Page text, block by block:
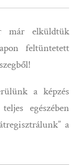
már elküldtük
feltüntetett
a képzés
egészében
a